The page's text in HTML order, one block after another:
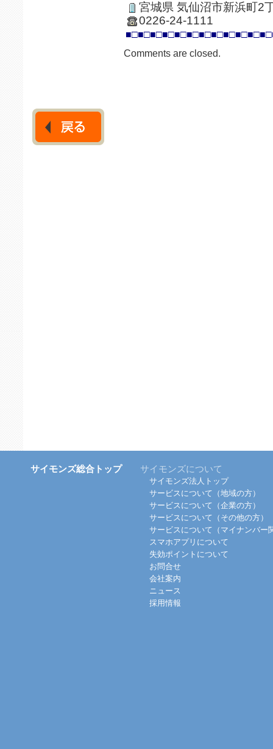
宮城県 気仙沼市新浜町2
0226-24-1111
Comments are closed.
サイモンズ総合トップ サイモンズについて
サイモンズ法人トップ
サービスについて（地域の方）
サービスについて（企業の方）
サービスについて（その他の方）
サービスについて（マイナンバー
スマホアプリについて
失効ポイントについて
お問合せ
会社案内
ニュース
採用情報